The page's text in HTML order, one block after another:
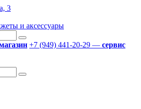
3
+7 (949) 441-20-29 — сервис